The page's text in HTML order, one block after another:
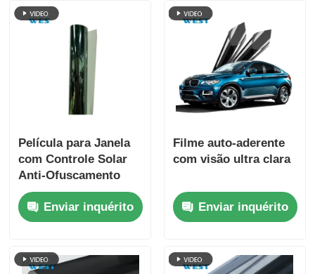
Película para Janela
com Controle Solar
Anti-Ofuscamento
Resistência ao
Impacto Segurança
da Pele Preservação
Enviar inquérito
Filme auto-aderente
com visão ultra clara
Enviar inquérito